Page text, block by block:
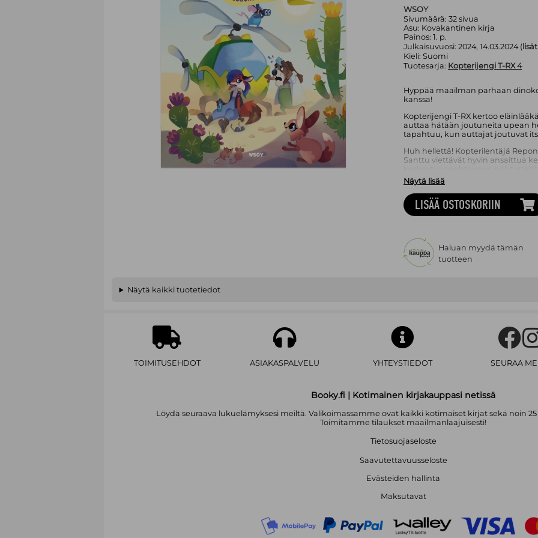
WSOY
Sivumäärä: 32sivua
Asu: Kovakantinen kirja
Painos: 1. p.
Julkaisuvuosi: 2024, 14.03.2024 (
Kieli: Suomi
Tuotesarja: Kopterijengi T-RX 4
Hyppää maailman parhaan
kanssa!
Kopterijengi T-RX kertoo
auttaa hätään joutuneita upean
tapahtuu, kun auttajat joutuvat
Huh hellettä! Kopterilentäjä
Santtu viettävät hyvin ansaittua
eksyksissä ja tarvitsee apua –
pelastustehtävän. Kun jengin
huomaavat olevansa pahassa
armottoman auringon alta?
luettavaa kenelle tahansa
Roope Lipasti on monipuolinen
lastenkirjailijana tunnetaan
Emiel Inkeri Nikula on animaatio-
kuvittaja.
Näytä lisää
LISÄÄ OSTOSKORIIN
Haluan myydä tämän
tuotteen
Näytä kaikki tuotetiedot
TOIMITUSEHDOT ASIAKASPALVELU YHTEYSTIEDOT SEURAA
Booky.fi | Kotimainen kirjakauppasi netissä
Löydä seuraava lukuelämyksesi meiltä. Valikoimassamme ovat kaikki kotimaiset kirjat sekä noin
Toimitamme tilaukset maailmanlaajuisesti!
Tietosuojaseloste
Saavutettavuusseloste
Evästeiden hallinta
Maksutavat